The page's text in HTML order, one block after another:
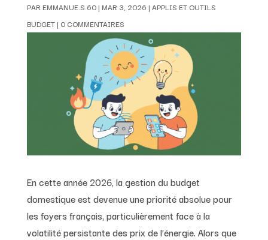
PAREMMANUE.S.60| MAR 3, 2026 | APPLIS ET OUTILS
BUDGET| 0 COMMENTAIRES
En cette année 2026, la gestion du budget
domestique est devenue une priorité absolue pour
les foyers français, particulièrement face à la
volatilité persistante des prix de l’énergie. Alors que